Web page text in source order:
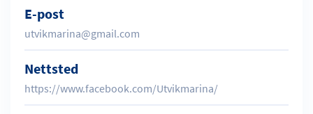
E-post
utvikmarina@gmail.com
Nettsted
https://www.facebook.com/Utvikmarina/